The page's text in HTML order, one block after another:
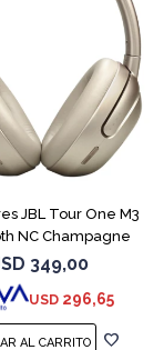
JBL Tour One M3
NC Champagne
349,00
USD 296,65